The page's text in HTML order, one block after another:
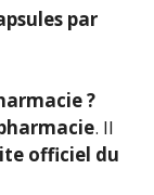
par
?
. Il
officiel du